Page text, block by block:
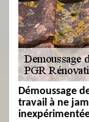
Démoussage
travail à ne